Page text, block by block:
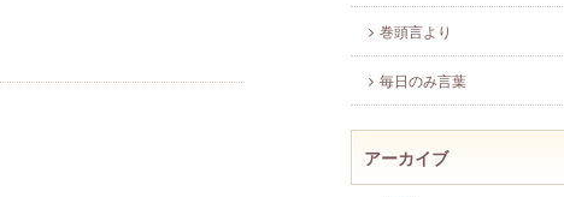
巻頭言より
毎日のみ言葉
アーカイブ